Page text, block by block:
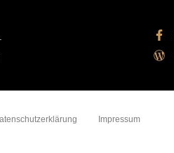
Impressum